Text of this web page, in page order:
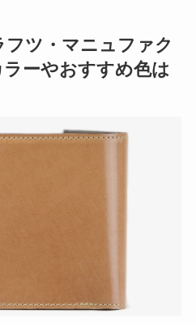
ツ・マニュファク
ーやおすすめ色は